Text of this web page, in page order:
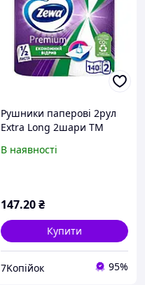
Рушники паперові 2рул
Extra Long 2шари ТМ
В наявності
147.20₴
Купити
7Koпійок 95%